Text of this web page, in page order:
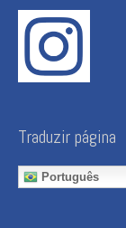
Traduzir página
Português